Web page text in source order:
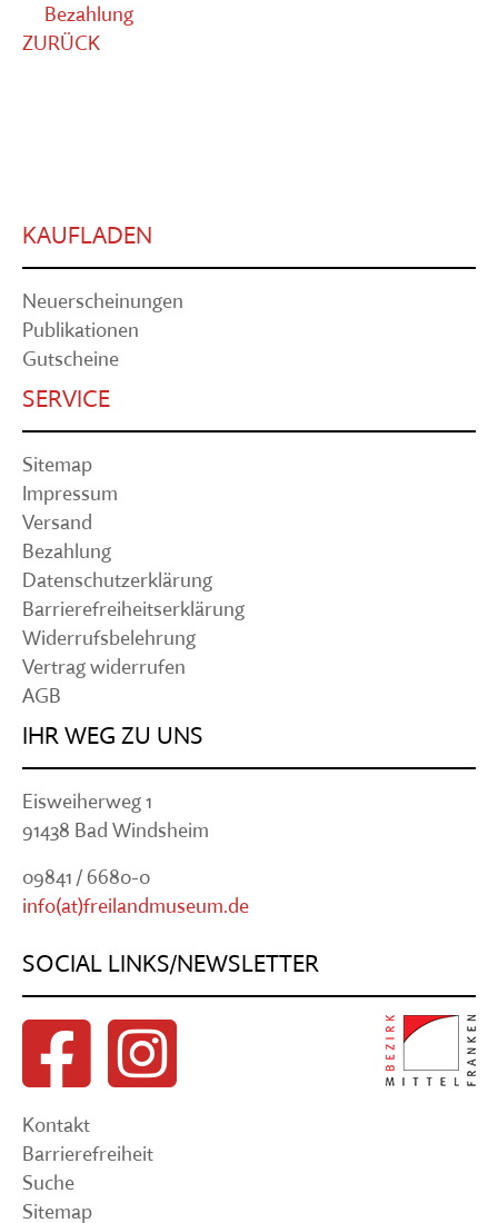
Bezahlung
ZURÜCK
KAUFLADEN
Neuerscheinungen
Publikationen
Gutscheine
SERVICE
Sitemap
Impressum
Versand
Bezahlung
Datenschutzerklärung
Barrierefreiheitserklärung
Widerrufsbelehrung
Vertrag widerrufen
AGB
IHR WEG ZU UNS
Eisweiherweg 1
91438 Bad Windsheim
09841 / 6680-0
info(at)freilandmuseum.de
SOCIAL LINKS/NEWSLETTER
Kontakt
Barrierefreiheit
Suche
Sitemap